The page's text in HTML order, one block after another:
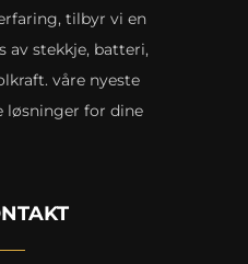
tilbyr vi en
av stekkje, batteri,
våre nyeste
løsninger for dine